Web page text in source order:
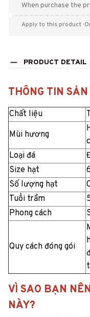
When purchase the
Apply to this product ·
PRODUCT DETAIL
THÔNG TIN
Chất liệu
Mùi hương
Loại đá
Size hạt
Số lượng hạt
Tuổi trầm
Phong cách
Quy cách đóng gói
VÌ SAO BẠN
NÀY?